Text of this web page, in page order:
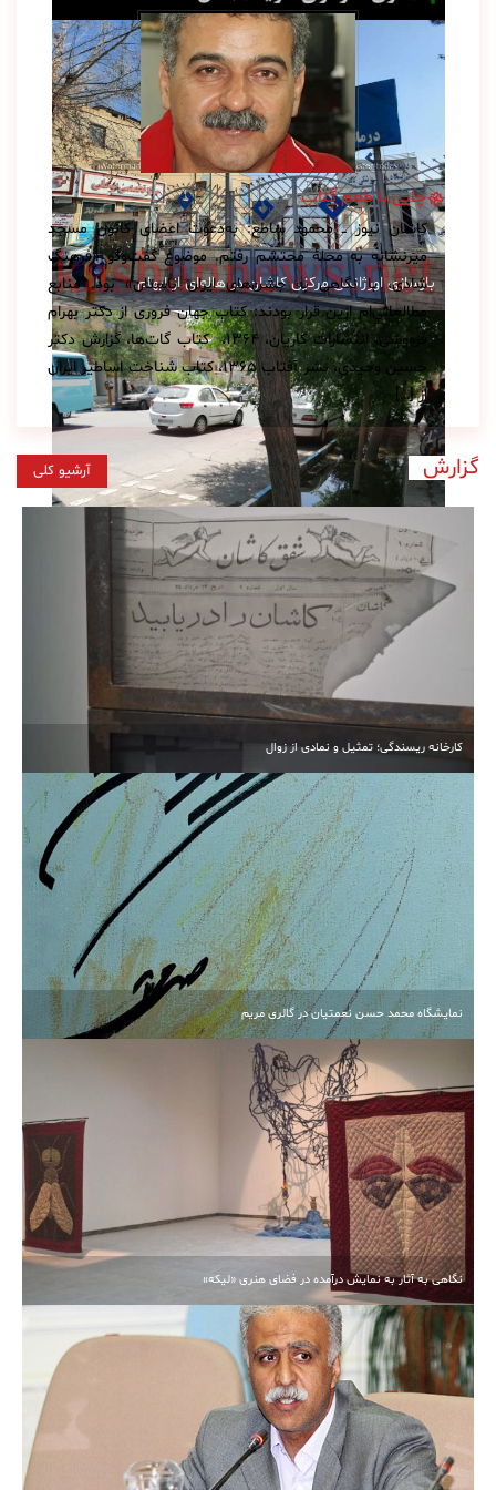
بازسازی اورژانس مرکزی کاشان در هاله‌ای از ابهام
آبیاری غرقابی در کاشان در اوج بحران آب
انتخابات مجدد هیأت‌مدیره خیرین مدرسه‌ساز کاشان برگزار
شد
چایی با طعم گلاب
کاشان نیوز ــ محمود ساطع: به‌دعوت اعضای کانون مسجد
میرنشانه به محلهٔ محتشم رفتم. موضوع گفت‌وگو «فرهنگ
شادی، با نگاهی به جشن‌های ایران باستان» بود. منابع
مطالعاتی‌ام ازین قرار بودند: کتاب جهان فروری از دکتر بهرام
فره‌وشی، انتشارات کاریان، ۱۳۶۴، ‌ کتاب گات‌ها، گزارش دکتر
حسین وحیدی، نشر آفتاب ۱۳۶۵، کتاب شناخت اساطیر ایران
از […]
گزارش آرشیو کلی
کارخانه ریسندگی؛ تمثیل و نمادی از زوال
نمایشگاه محمد حسن نعمتیان در گالری مریم
نگاهی به آثار به نمایش درآمده در فضای هنری «لیکه»